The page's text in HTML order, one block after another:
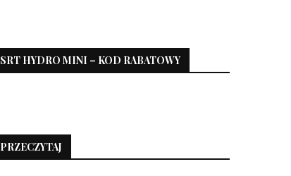
SRT HYDRO MINI – KOD RABATOWY
PRZECZYTAJ